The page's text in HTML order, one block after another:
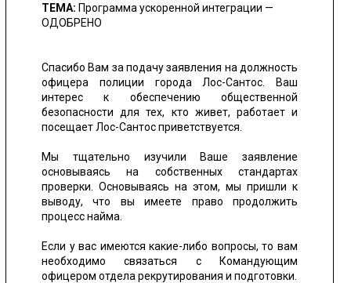
ТЕМА: Программа ускоренной интеграции —
ОДОБРЕНО
Спасибо Вам за подачу заявления на должность
офицера полиции города Лос-Сантос. Ваш
интерес к обеспечению общественной
безопасности для тех, кто живет, работает и
посещает Лос-Сантос приветствуется.
Мы тщательно изучили Ваше заявление
основываясь на собственных стандартах
проверки. Основываясь на этом, мы пришли к
выводу, что вы имеете право продолжить
процесс найма.
Если у вас имеются какие-либо вопросы, то вам
необходимо связаться с Командующим
офицером отдела рекрутирования и подготовки.